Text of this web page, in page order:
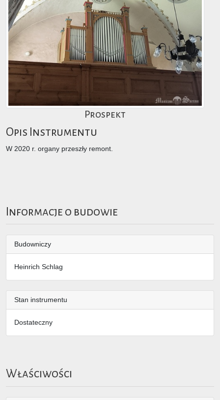
Prospekt
Opis Instrumentu
W 2020 r. organy przeszły remont.
Informacje o budowie
Budowniczy
Heinrich Schlag
Stan instrumentu
Dostateczny
Właściwości